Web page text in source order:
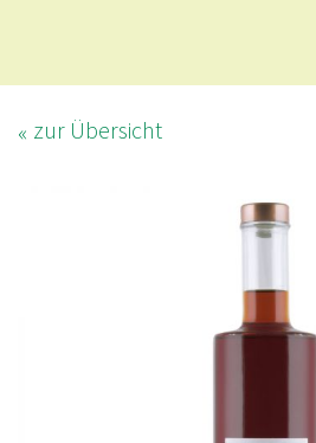
zur Übersicht